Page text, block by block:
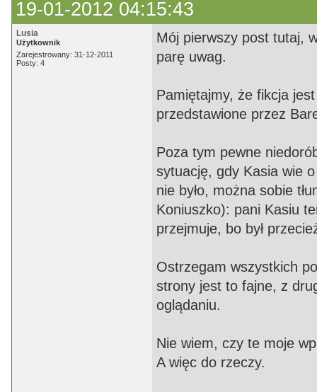
19-01-2012 04:15:43
Lusia
Użytkownik
Zarejestrowany: 31-12-2011
Posty: 4
Mój pierwszy post tutaj,
parę uwag.
Pamiętajmy, że fikcja
przedstawione przez
Poza tym pewne
sytuację, gdy Kasia wie
nie było, można sobie
Koniuszko): pani Kasiu
przejmuje, bo był
Ostrzegam wszystkich
strony jest to fajne, z
oglądaniu.
Nie wiem, czy te moje
A więc do rzeczy.